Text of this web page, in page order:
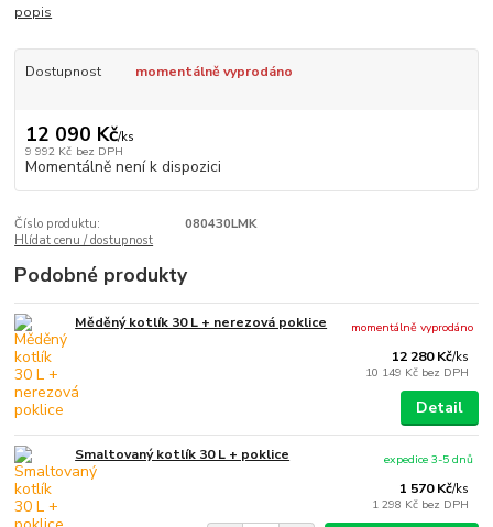
popis
Dostupnost momentálně vyprodáno
12 090 Kč/ks
9 992 Kč bez DPH
Momentálně není k dispozici
Číslo produktu:
080430LMK
Hlídat cenu / dostupnost
Podobné produkty
Měděný kotlík 30 L + nerezová poklice
12 280 Kč/ks
10 149 Kč bez DPH
momentálně vyprodáno
Detail
Smaltovaný kotlík 30 L + poklice
1 570 Kč/ks
1 298 Kč bez DPH
expedice 3-5 dnů